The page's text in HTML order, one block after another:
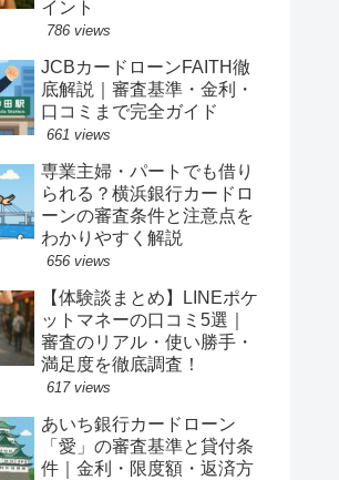
イント
786 views
JCBカードローンFAITH徹
底解説｜審査基準・金利・
口コミまで完全ガイド
661 views
専業主婦・パートでも借り
られる？横浜銀行カードロ
ーンの審査条件と注意点を
わかりやすく解説
656 views
【体験談まとめ】LINEポケ
ットマネーの口コミ5選｜
審査のリアル・使い勝手・
満足度を徹底調査！
617 views
あいち銀行カードローン
「愛」の審査基準と貸付条
件｜金利・限度額・返済方